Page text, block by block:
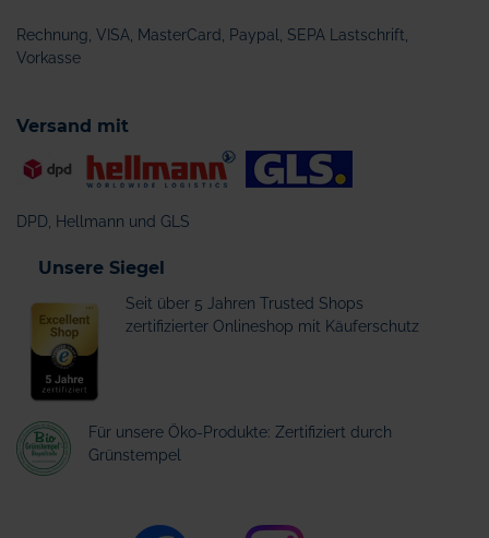
Rechnung, VISA, MasterCard, Paypal, SEPA Lastschrift,
Vorkasse
Versand mit
DPD, Hellmann und GLS
Unsere Siegel
Seit über 5 Jahren Trusted Shops
zertifizierter Onlineshop mit Käuferschutz
Für unsere Öko-Produkte: Zertifiziert durch
Grünstempel